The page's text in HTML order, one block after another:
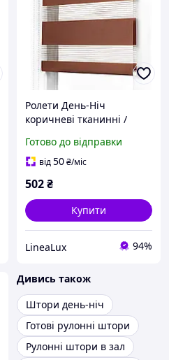
Ролети День-Ніч
коричневі тканинні /
для спальні, кухні та дому
/ Жалюзі від сонця
Готово до відправки
від50₴/міс
502₴
Купити
LineaLux 94%
Дивись також
Штори день-ніч
Готові рулонні штори
Рулонні штори в зал